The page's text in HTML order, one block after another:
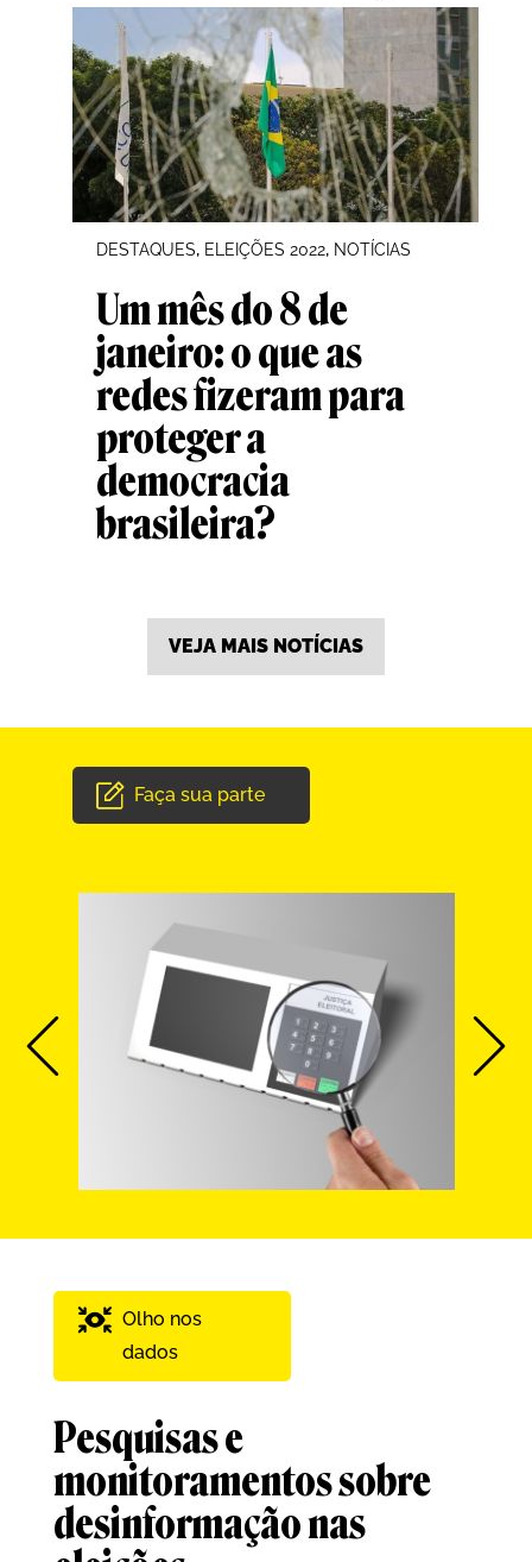
DESTAQUES, ELEIÇÕES 2022, NOTÍCIAS
Um mês do 8 de
janeiro: o que as
redes fizeram para
proteger a
democracia
brasileira?
VEJA MAIS NOTÍCIAS
Faça sua parte
Olho nos
dados
Pesquisas e
monitoramentos sobre
desinformação nas